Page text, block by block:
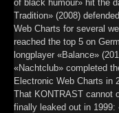
of black humour» hit the
Tradition» (2008)
Web Charts for several
reached the top 5 on
longplayer «Balance»
«Nachtclub» completed
Electronic Web Charts in
That KONTRAST cannot
finally leaked out in 1999: